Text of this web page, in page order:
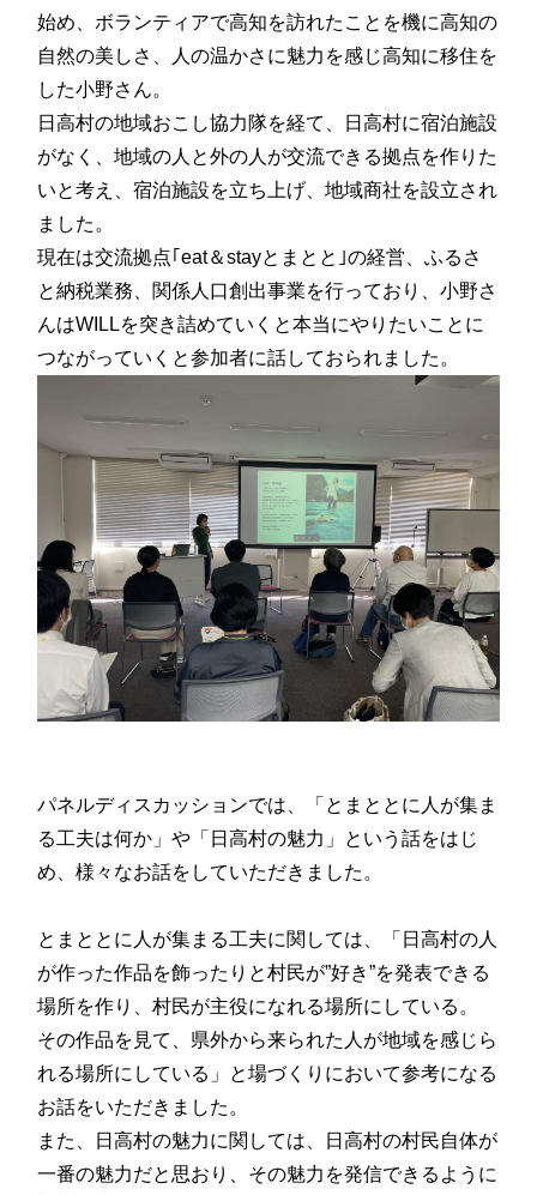
始め、ボランティアで高知を訪れたことを機に高知の
自然の美しさ、人の温かさに魅力を感じ高知に移住を
した小野さん。
日高村の地域おこし協力隊を経て、日高村に宿泊施設
がなく、地域の人と外の人が交流できる拠点を作りた
いと考え、宿泊施設を立ち上げ、地域商社を設立され
ました。
現在は交流拠点｢eat＆stayとまとと｣の経営、ふるさ
と納税業務、関係人口創出事業を行っており、小野さ
んはWILLを突き詰めていくと本当にやりたいことに
つながっていくと参加者に話しておられました。
パネルディスカッションでは、「とまととに人が集ま
る工夫は何か」や「日高村の魅力」という話をはじ
め、様々なお話をしていただきました。
とまととに人が集まる工夫に関しては、「日高村の人
が作った作品を飾ったりと村民が”好き”を発表できる
場所を作り、村民が主役になれる場所にしている。
その作品を見て、県外から来られた人が地域を感じら
れる場所にしている」と場づくりにおいて参考になる
お話をいただきました。
また、日高村の魅力に関しては、日高村の村民自体が
一番の魅力だと思おり、その魅力を発信できるように